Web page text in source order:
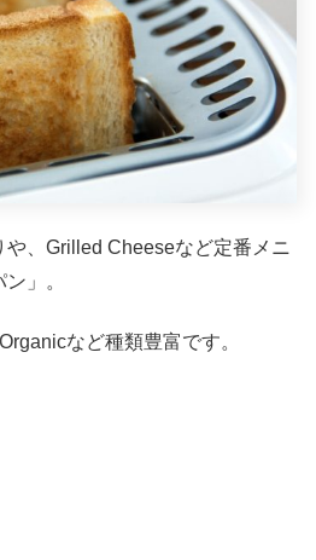
、Grilled Cheeseなど定番メニ
」。
など種類豊富です。